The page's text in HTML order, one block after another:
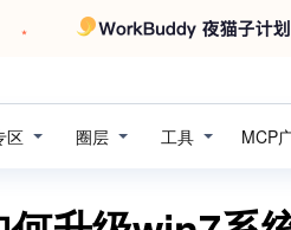
区 圈层 工具 MCP